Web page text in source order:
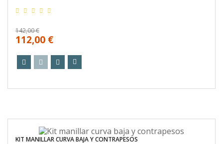
142,00 €
112,00 €
KIT MANILLAR CURVA BAJA Y CONTRAPESOS